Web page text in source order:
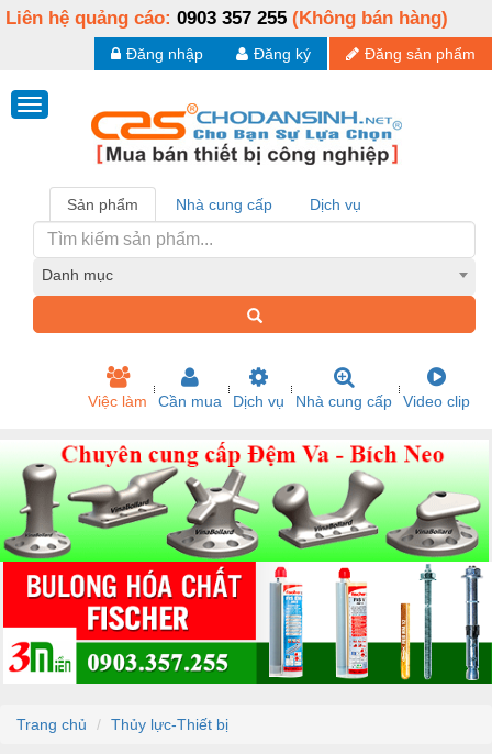
Liên hệ quảng cáo: 0903 357 255 (Không bán hàng)
Đăng sản phẩm
Đăng ký
Đăng nhập
Sản phẩm Nhà cung cấp Dịch vụ
Danh mục
Việc làm Cần mua Dịch vụ Nhà cung cấp Video clip
Trang chủ Thủy lực-Thiết bị